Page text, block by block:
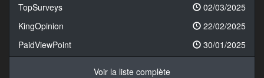
TopSurveys
02/03/2025
KingOpinion
22/02/2025
PaidViewPoint
30/01/2025
Voir la liste complète